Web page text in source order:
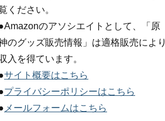
ください。
のアソシエイトとして、「原
のグッズ販売情報」は適格販売により
入を得ています。
サイト概要はこちら
プライバシーポリシーはこちら
メールフォームはこちら